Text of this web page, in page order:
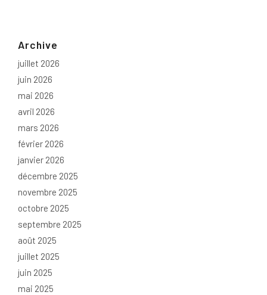
Archive
juillet 2026
juin 2026
mai 2026
avril 2026
mars 2026
février 2026
janvier 2026
décembre 2025
novembre 2025
octobre 2025
septembre 2025
août 2025
juillet 2025
juin 2025
mai 2025